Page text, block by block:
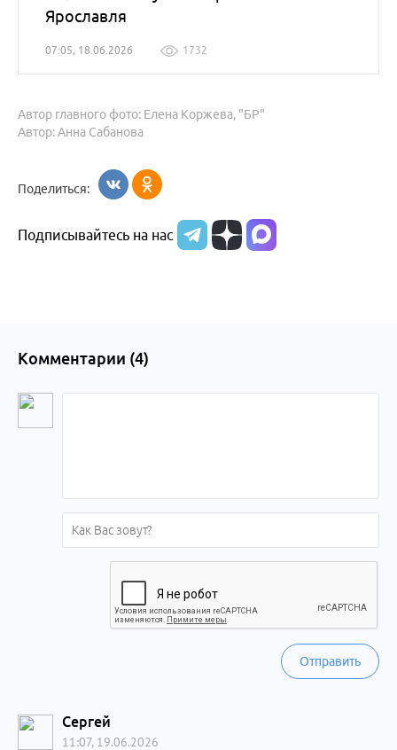
Ярославля
07:05, 18.06.2026 1732
Автор: Анна Сабанова
Автор главного фото: Елена Коржева, "БР"
Поделиться:
Подписывайтесь на нас
Комментарии (4)
Отправить
Сергей
11:07, 19.06.2026